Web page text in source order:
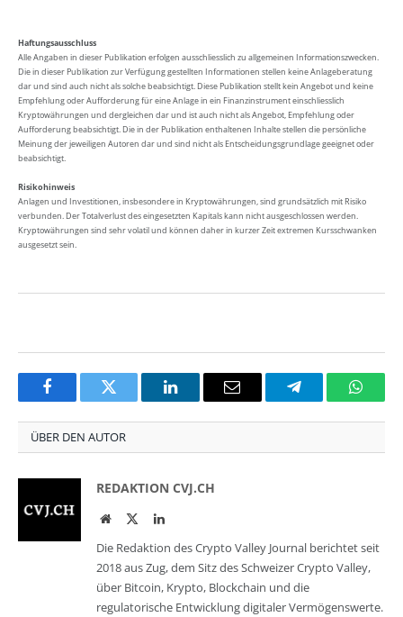
Haftungsausschluss
Alle Angaben in dieser Publikation erfolgen ausschliesslich zu allgemeinen Informationszwecken.
Die in dieser Publikation zur Verfügung gestellten Informationen stellen keine Anlageberatung
dar und sind auch nicht als solche beabsichtigt. Diese Publikation stellt kein Angebot und keine
Empfehlung oder Aufforderung für eine Anlage in ein Finanzinstrument einschliesslich
Kryptowährungen und dergleichen dar und ist auch nicht als Angebot, Empfehlung oder
Aufforderung beabsichtigt. Die in der Publikation enthaltenen Inhalte stellen die persönliche
Meinung der jeweiligen Autoren dar und sind nicht als Entscheidungsgrundlage geeignet oder
beabsichtigt.
Risikohinweis
Anlagen und Investitionen, insbesondere in Kryptowährungen, sind grundsätzlich mit Risiko
verbunden. Der Totalverlust des eingesetzten Kapitals kann nicht ausgeschlossen werden.
Kryptowährungen sind sehr volatil und können daher in kurzer Zeit extremen Kursschwanken
ausgesetzt sein.
FacebookTwitter LinkedInEmail Telegram
ÜBER DEN AUTOR
REDAKTION CVJ.CH
WebsiteTwitterLinkedIn
Die Redaktion des Crypto Valley Journal berichtet seit
2018 aus Zug, dem Sitz des Schweizer Crypto Valley,
über Bitcoin, Krypto, Blockchain und die
regulatorische Entwicklung digitaler Vermögenswerte.